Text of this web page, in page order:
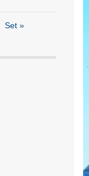
Set »